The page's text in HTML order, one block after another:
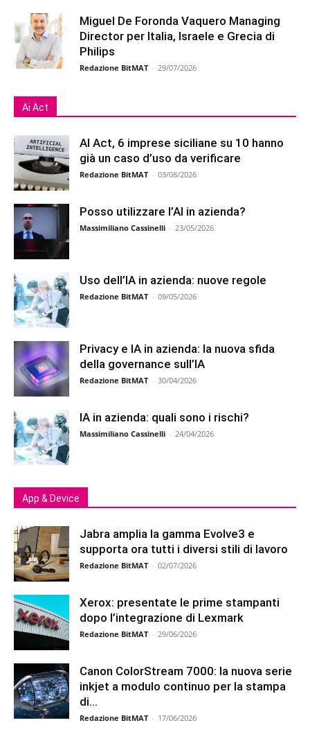
Miguel De Foronda Vaquero Managing
Director per Italia, Israele e Grecia di
Philips
Redazione BitMAT - 29/07/2026
Ai Act
AI Act, 6 imprese siciliane su 10 hanno
già un caso d’uso da verificare
Redazione BitMAT - 03/08/2026
Posso utilizzare l’AI in azienda?
Massimiliano Cassinelli - 23/05/2026
Uso dell’IA in azienda: nuove regole
Redazione BitMAT - 09/05/2026
Privacy e IA in azienda: la nuova sfida
della governance sull’IA
Redazione BitMAT - 30/04/2026
IA in azienda: quali sono i rischi?
Massimiliano Cassinelli - 24/04/2026
App & Device
Jabra amplia la gamma Evolve3 e
supporta ora tutti i diversi stili di lavoro
Redazione BitMAT - 02/07/2026
Xerox: presentate le prime stampanti
dopo l’integrazione di Lexmark
Redazione BitMAT - 29/06/2026
Canon ColorStream 7000: la nuova serie
inkjet a modulo continuo per la stampa
di...
Redazione BitMAT - 17/06/2026